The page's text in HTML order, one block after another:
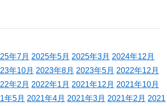
年7月 2025年5月 2025年3月 2024年12月
年10月 2023年8月 2023年5月 2022年12月
年2月 2022年1月 2021年12月 2021年10月
年5月 2021年4月 2021年3月 2021年2月 2021